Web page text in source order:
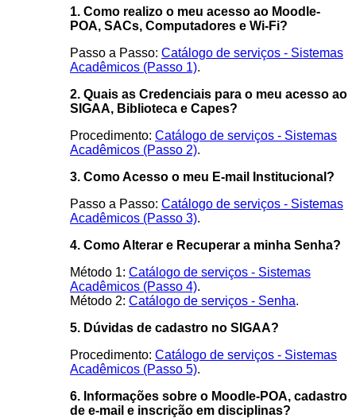
1. Como realizo o meu acesso ao Moodle-
POA, SACs, Computadores e Wi-Fi?
Passo a Passo: Catálogo de serviços - Sistemas
Acadêmicos (Passo 1).
2. Quais as Credenciais para o meu acesso ao
SIGAA, Biblioteca e Capes?
Procedimento: Catálogo de serviços - Sistemas
Acadêmicos (Passo 2).
3. Como Acesso o meu E-mail Institucional?
Passo a Passo: Catálogo de serviços - Sistemas
Acadêmicos (Passo 3).
4. Como Alterar e Recuperar a minha Senha?
Método 1: Catálogo de serviços - Sistemas
Acadêmicos (Passo 4).
Método 2: Catálogo de serviços - Senha.
5. Dúvidas de cadastro no SIGAA?
Procedimento: Catálogo de serviços - Sistemas
Acadêmicos (Passo 5).
6. Informações sobre o Moodle-POA, cadastro
de e-mail e inscrição em disciplinas?